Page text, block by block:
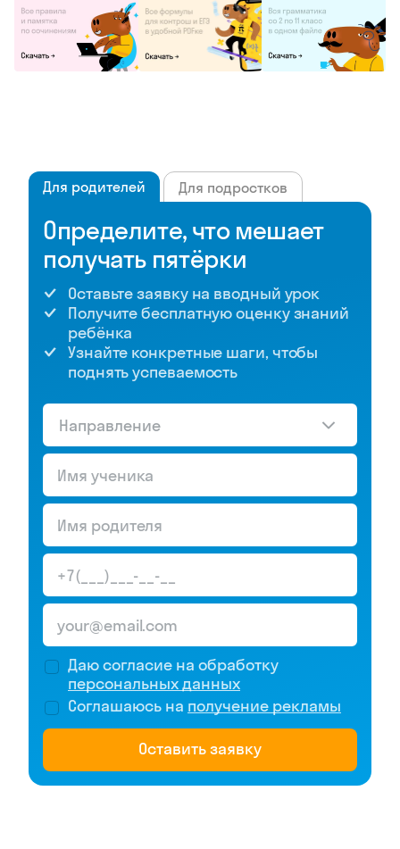
Для родителей Для подростков
Определите, что мешает
получать пятёрки
Оставьте заявку на вводный урок
Получите бесплатную оценку знаний
ребёнка
Узнайте конкретные шаги, чтобы
поднять успеваемость
Направление
Даю согласие на обработку
персональных данных
Соглашаюсь на получение рекламы
Оставить заявку